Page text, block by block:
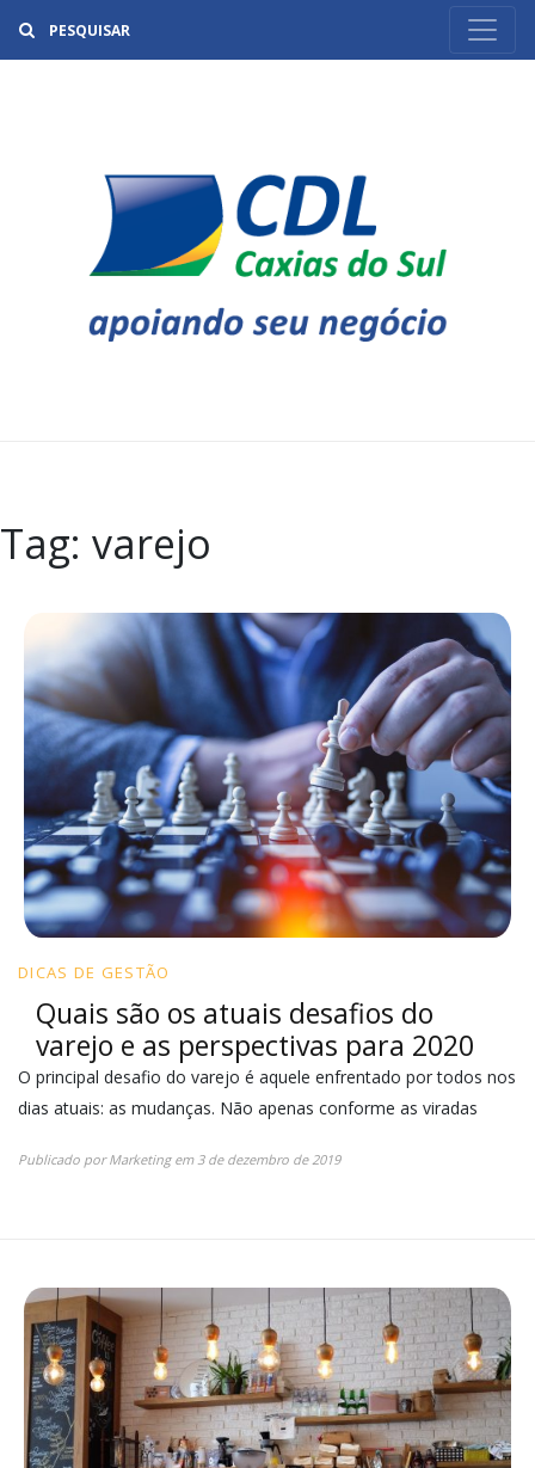
Tag: varejo
DICAS DE GESTÃO
Quais são os atuais desafios do
varejo e as perspectivas para 2020
O principal desafio do varejo é aquele enfrentado por todos nos
dias atuais: as mudanças. Não apenas conforme as viradas
Publicado porMarketingem 3 de dezembro de 2019